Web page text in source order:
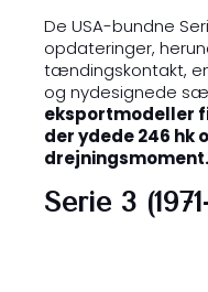
De USA-bundne
opdateringer,
tændingskontakt,
og nydesignede
eksportmodeller
der ydede 246 hk
drejningsmoment.
Serie 3